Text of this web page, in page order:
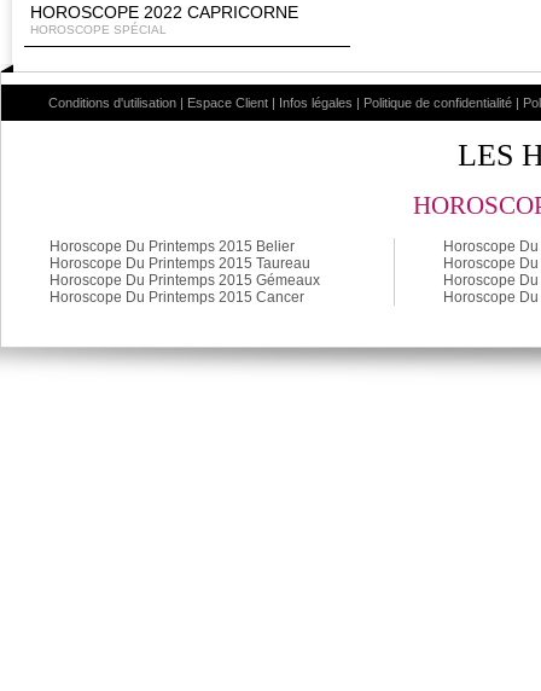
HOROSCOPE 2022 CAPRICORNE
HOROSCOPE SPÉCIAL
Conditions d'utilisation | Espace Client | Infos légales | Politique de confidentialité |
LES
Horoscope Du Printemps 2015 Belier
Horoscope Du Printemps 2015 Taureau
Horoscope Du Printemps 2015 Gémeaux
Horoscope Du Printemps 2015 Cancer
Horoscope
Horoscope
Horoscope
Horoscope